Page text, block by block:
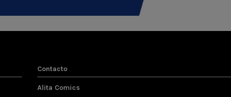
Contacto
Alita Comics